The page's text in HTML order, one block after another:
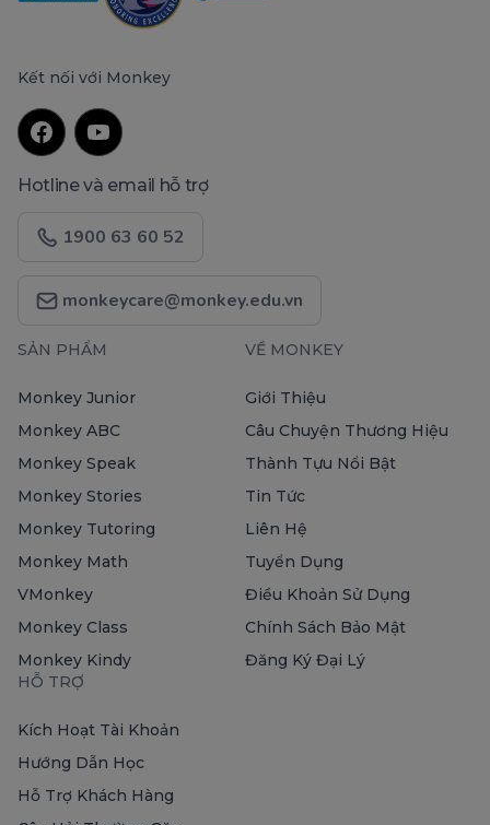
Kết nối với Monkey
Hotline và email hỗ trợ
1900 63 60 52
monkeycare@monkey.edu.vn
SẢN PHẨM
Monkey Junior
Monkey ABC
Monkey Speak
Monkey Stories
Monkey Tutoring
Monkey Math
VMonkey
Monkey Class
Monkey Kindy
VỀ MONKEY
Giới Thiệu
Câu Chuyện Thương Hiệu
Thành Tựu Nổi Bật
Tin Tức
Liên Hệ
Tuyển Dụng
Điều Khoản Sử Dụng
Chính Sách Bảo Mật
Đăng Ký Đại Lý
HỖ TRỢ
Kích Hoạt Tài Khoản
Hướng Dẫn Học
Hỗ Trợ Khách Hàng